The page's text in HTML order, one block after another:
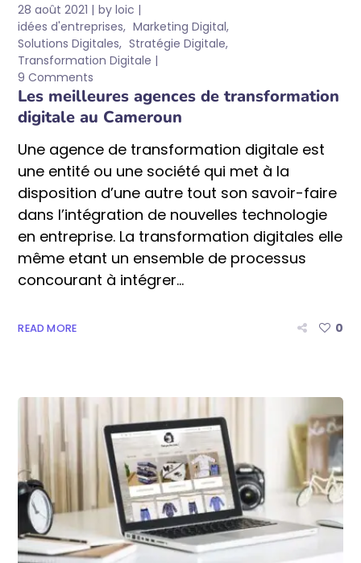
28 août 2021 byloic
idées d'entreprises Marketing Digital
Solutions Digitales Stratégie Digitale
Transformation Digitale
9 Comments
Les meilleures agences de transformation
digitale au Cameroun
Une agence de transformation digitale est
une entité ou une société qui met à la
disposition d’une autre tout son savoir-faire
dans l’intégration de nouvelles technologie
en entreprise. La transformation digitales elle
même etant un ensemble de processus
concourant à intégrer...
READ MORE 0